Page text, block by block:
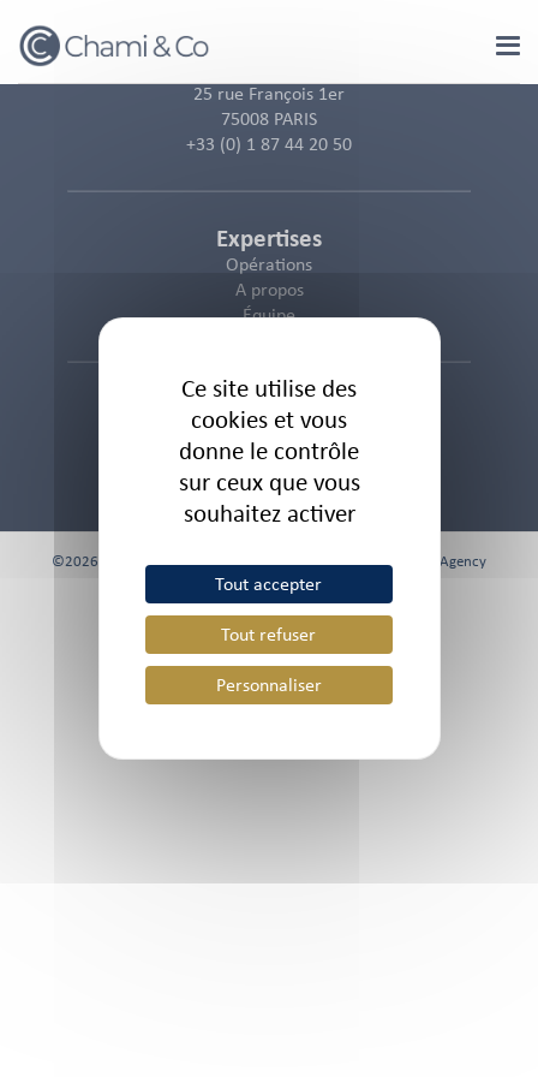
Ce site utilise des
cookies et vous
donne le contrôle
sur ceux que vous
souhaitez activer
Tout accepter
Tout refuser
Personnaliser
25 rue François 1er
75008 PARIS
+33 (0) 1 87 44 20 50
Expertises
Opérations
A propos
Équipe
Informations
Politique des cookies
Politique de confidentialité
Mentions Légales
©2026 Chami & Co, Tous droits réservés | Site réalisé par FK Agency